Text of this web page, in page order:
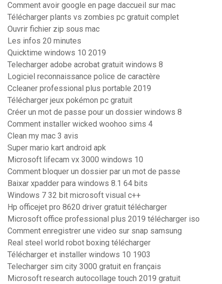
Comment avoir google en page daccueil sur mac
Télécharger plants vs zombies pc gratuit complet
Ouvrir fichier zip sous mac
Les infos 20 minutes
Quicktime windows 10 2019
Telecharger adobe acrobat gratuit windows 8
Logiciel reconnaissance police de caractère
Ccleaner professional plus portable 2019
Télécharger jeux pokémon pc gratuit
Créer un mot de passe pour un dossier windows 8
Comment installer wicked woohoo sims 4
Clean my mac 3 avis
Super mario kart android apk
Microsoft lifecam vx 3000 windows 10
Comment bloquer un dossier par un mot de passe
Baixar xpadder para windows 8.1 64 bits
Windows 7 32 bit microsoft visual c++
Hp officejet pro 8620 driver gratuit télécharger
Microsoft office professional plus 2019 télécharger iso
Comment enregistrer une video sur snap samsung
Real steel world robot boxing télécharger
Télécharger et installer windows 10 1903
Telecharger sim city 3000 gratuit en français
Microsoft research autocollage touch 2019 gratuit